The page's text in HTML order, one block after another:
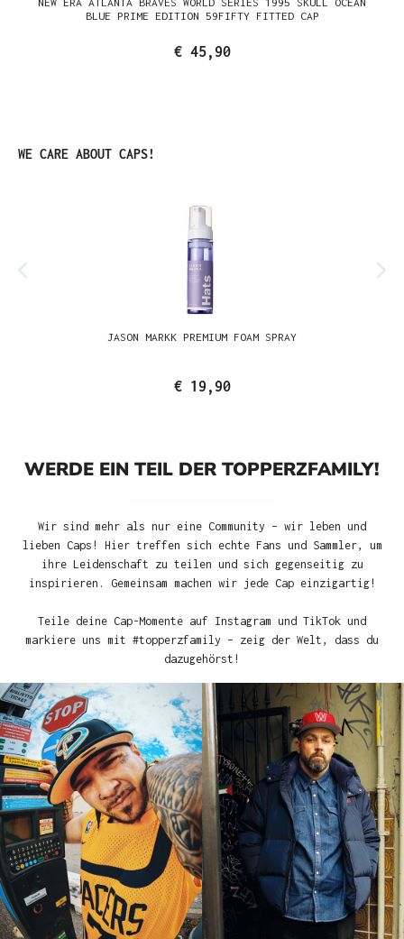
BLUE PRIME EDITION 59FIFTY FITTED CAP
€ 45,90
Produktgalerie überspringen
WE CARE ABOUT CAPS!
JASON MARKK PREMIUM FOAM SPRAY
€ 19,90
WERDE EIN TEIL DER TOPPERZFAMILY!
Wir sind mehr als nur eine Community – wir leben und
lieben Caps! Hier treffen sich echte Fans und Sammler, um
ihre Leidenschaft zu teilen und sich gegenseitig zu
inspirieren. Gemeinsam machen wir jede Cap einzigartig!
Teile deine Cap-Momente auf Instagram und TikTok und
markiere uns mit #topperzfamily – zeig der Welt, dass du
dazugehörst!